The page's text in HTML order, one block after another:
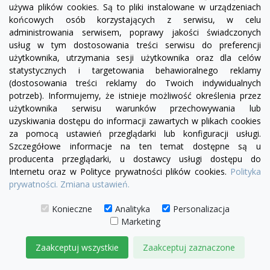
visibility
Fotel bez boków Serena | sofa modułowa - element
prosty S
1 340,00 zł
używa plików cookies. Są to pliki instalowane w urządzeniach
końcowych osób korzystających z serwisu, w celu
administrowania serwisem, poprawy jakości świadczonych
usług w tym dostosowania treści serwisu do preferencji
użytkownika, utrzymania sesji użytkownika oraz dla celów
statystycznych i targetowania behawioralnego reklamy
(dostosowania treści reklamy do Twoich indywidualnych
potrzeb). Informujemy, że istnieje możliwość określenia przez
użytkownika serwisu warunków przechowywania lub
uzyskiwania dostępu do informacji zawartych w plikach cookies
za pomocą ustawień przeglądarki lub konfiguracji usługi.
Szczegółowe informacje na ten temat dostępne są u
producenta przeglądarki, u dostawcy usługi dostępu do
Internetu oraz w Polityce prywatności plików cookies. Polityka
prywatności. Zmiana ustawień.
Konieczne Analityka
Personalizacja
Marketing
Zaakceptuj wszystkie Zaakceptuj zaznaczone